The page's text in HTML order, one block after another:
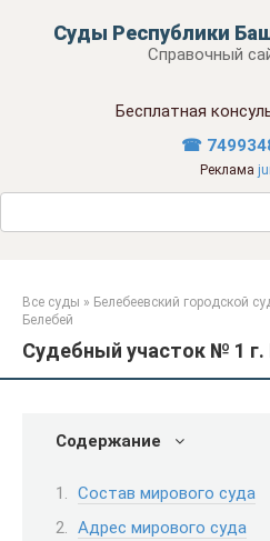
Суды Республики
Справочный
Бесплатная
☎
Реклама
Поиск:
Все суды » Белебеевский городской
Белебей
Судебный участок № 1 г.
Содержание
Состав мирового суда
Адрес мирового суда